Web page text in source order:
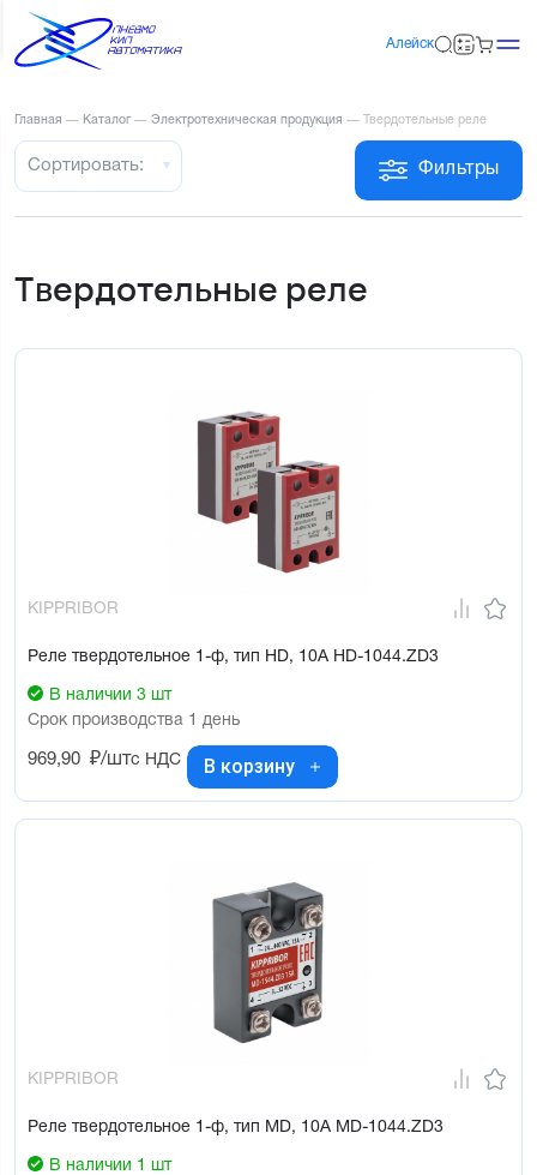
Алейск
Главная — Каталог — Электротехническая продукция — Твердотельные реле
Фильтры
Сортировать:
Твердотельные реле
KIPPRIBOR
Реле твердотельное 1-ф, тип HD, 10А HD-1044.ZD3
В наличии 3 шт
Срок производства 1 день
969,90 ₽/штс НДС В корзину
KIPPRIBOR
Реле твердотельное 1-ф, тип MD, 10А MD-1044.ZD3
В наличии 1 шт